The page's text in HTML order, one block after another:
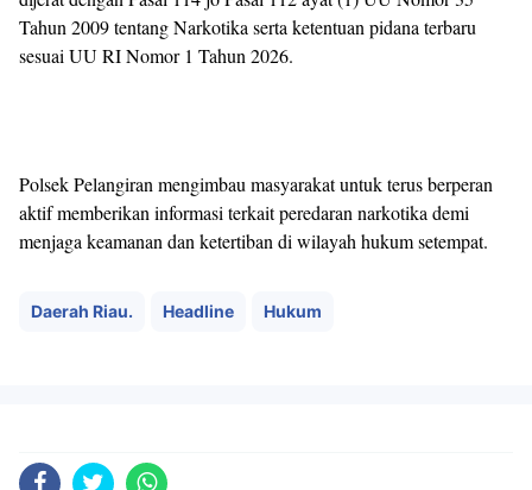
Tahun 2009 tentang Narkotika serta ketentuan pidana terbaru
sesuai UU RI Nomor 1 Tahun 2026.
Polsek Pelangiran mengimbau masyarakat untuk terus berperan
aktif memberikan informasi terkait peredaran narkotika demi
menjaga keamanan dan ketertiban di wilayah hukum setempat.
Daerah Riau. Headline Hukum